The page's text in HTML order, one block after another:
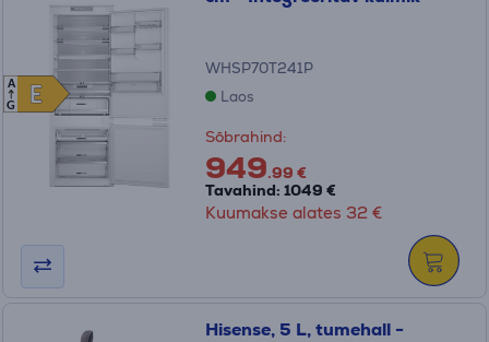
E
E
A
G
WHSP70T241P
Laos
Sõbrahind:
949.99 €
Tavahind: 1049 €
Kuumakse alates 32 €
Hisense, 5 L, tumehall -